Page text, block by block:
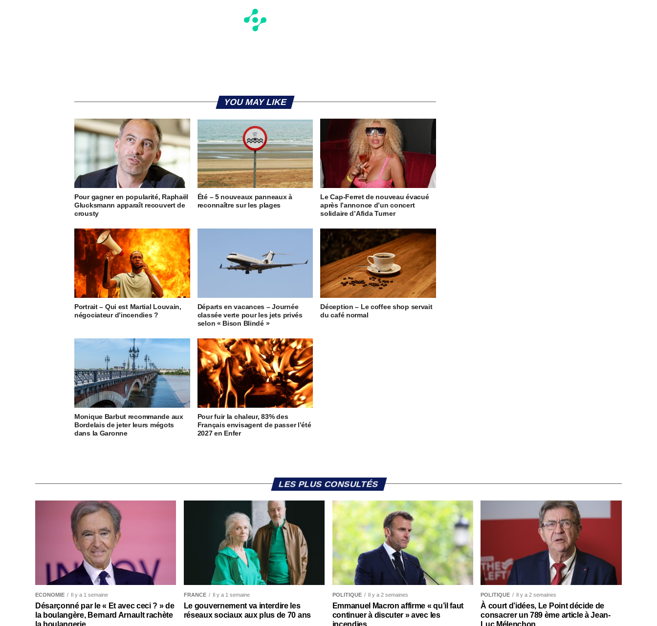
YOU MAY LIKE
Pour gagner en popularité, Raphaël
Glucksmann apparaît recouvert de
crousty
Été – 5 nouveaux panneaux à
reconnaître sur les plages
Le Cap-Ferret de nouveau évacué
après l’annonce d’un concert
solidaire d’Afida Turner
Portrait – Qui est Martial Louvain,
négociateur d’incendies ?
Départs en vacances – Journée
classée verte pour les jets privés
selon « Bison Blindé »
Déception – Le coffee shop servait
du café normal
Monique Barbut recommande aux
Bordelais de jeter leurs mégots
dans la Garonne
Pour fuir la chaleur, 83% des
Français envisagent de passer l’été
2027 en Enfer
LES PLUS CONSULTÉS
ECONOMIE Il y a 1 semaine
Désarçonné par le « Et avec ceci ? » de
la boulangère, Bernard Arnault rachète
la boulangerie
FRANCE Il y a 1 semaine
Le gouvernement va interdire les
réseaux sociaux aux plus de 70 ans
POLITIQUE Il y a 2 semaines
Emmanuel Macron affirme « qu’il faut
continuer à discuter » avec les
incendies
POLITIQUE Il y a 2 semaines
À court d’idées, Le Point décide de
consacrer un 789 ème article à Jean-
Luc Mélenchon